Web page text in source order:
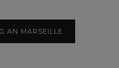
AN MARSEILLE